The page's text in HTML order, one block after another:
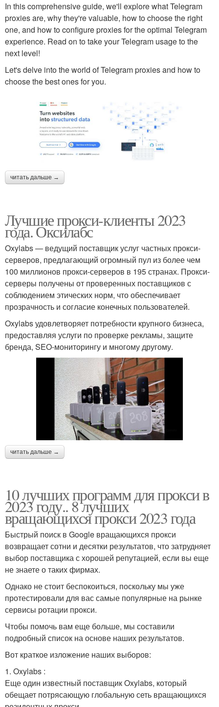
In this comprehensive guide, we'll explore what Telegram
proxies are, why they're valuable, how to choose the right
one, and how to configure proxies for the optimal Telegram
experience. Read on to take your Telegram usage to the
next level!
Let's delve into the world of Telegram proxies and how to
choose the best ones for you.
читать дальше →
Лучшие прокси-клиенты 2023
года. Оксилабс
Oxylabs — ведущий поставщик услуг частных прокси-
серверов, предлагающий огромный пул из более чем
100 миллионов прокси-серверов в 195 странах. Прокси-
серверы получены от проверенных поставщиков с
соблюдением этических норм, что обеспечивает
прозрачность и согласие конечных пользователей.
Oxylabs удовлетворяет потребности крупного бизнеса,
предоставляя услуги по проверке рекламы, защите
бренда, SEO-мониторингу и многому другому.
читать дальше →
10 лучших программ для прокси в
2023 году.. 8 лучших
вращающихся прокси 2023 года
Быстрый поиск в Google вращающихся прокси
возвращает сотни и десятки результатов, что затрудняет
выбор поставщика с хорошей репутацией, если вы еще
не знаете о таких фирмах.
Однако не стоит беспокоиться, поскольку мы уже
протестировали для вас самые популярные на рынке
сервисы ротации прокси.
Чтобы помочь вам еще больше, мы составили
подробный список на основе наших результатов.
Вот краткое изложение наших выборов:
1. Oxylabs :
Еще один известный поставщик Oxylabs, который
обещает потрясающую глобальную сеть вращающихся